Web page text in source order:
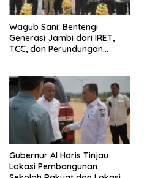
Wagub Sani: Bentengi
Generasi Jambi dari IRET,
TCC, dan Perundungan
Gubernur Al Haris Tinjau
Lokasi Pembangunan